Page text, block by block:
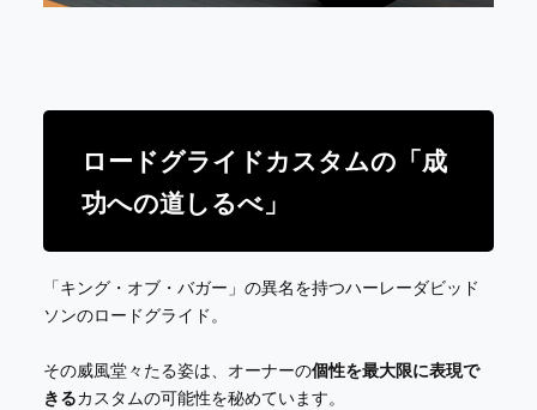
ロードグライドカスタムの「成
功への道しるべ」
「キング・オブ・バガー」の異名を持つハーレーダビッド
ソンのロードグライド。
その威風堂々たる姿は、オーナーの個性を最大限に表現で
きるカスタムの可能性を秘めています。